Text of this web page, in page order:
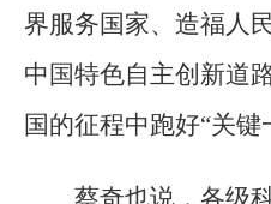
界服务国家、造福人
中国特色自主创新道
国的征程中跑好“关键